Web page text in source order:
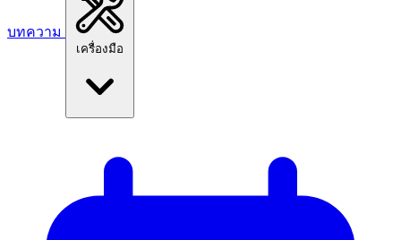
บทความ
เครื่องมือ